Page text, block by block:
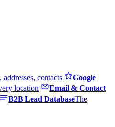
addresses, contacts
Google
location
Email & Contact
B2B Lead DatabaseThe